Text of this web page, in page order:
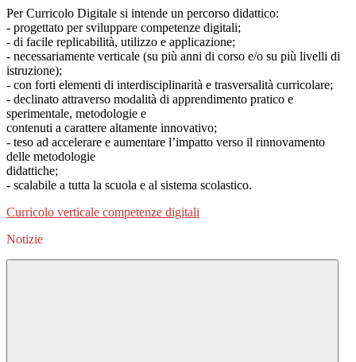
Per Curricolo Digitale si intende un percorso didattico:
- progettato per sviluppare competenze digitali;
- di facile replicabilità, utilizzo e applicazione;
- necessariamente verticale (su più anni di corso e/o su più livelli di
istruzione);
- con forti elementi di interdisciplinarità e trasversalità curricolare;
- declinato attraverso modalità di apprendimento pratico e
sperimentale, metodologie e
contenuti a carattere altamente innovativo;
- teso ad accelerare e aumentare l’impatto verso il rinnovamento
delle metodologie
didattiche;
- scalabile a tutta la scuola e al sistema scolastico.
Curricolo verticale competenze digitali
Notizie